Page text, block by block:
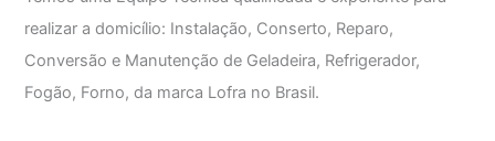
realizar a domicílio: Instalação, Conserto, Reparo,
Conversão e Manutenção de Geladeira, Refrigerador,
Fogão, Forno, da marca Lofra no Brasil.